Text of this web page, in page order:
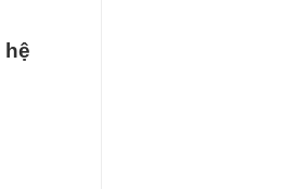
hệ